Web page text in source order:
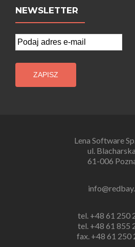
NEWSLETTER
Lena Software
ul.
61-006
tel. +48 ‭61 250
tel. +48 61 855
fax. +48 61 250